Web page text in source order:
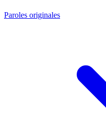
Paroles originales